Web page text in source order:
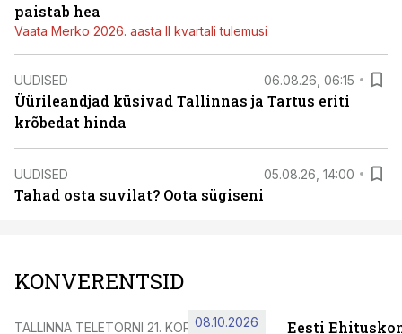
paistab hea
Vaata Merko 2026. aasta II kvartali tulemusi
UUDISED 06.08.26, 06:15
Üürileandjad küsivad Tallinnas ja Tartus eriti
krõbedat hinda
UUDISED 05.08.26, 14:00
Tahad osta suvilat? Oota sügiseni
KONVERENTSID
TALLINNA TELETORNI 21. KORRUSEL
08.10.2026 Eesti